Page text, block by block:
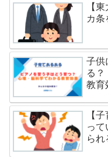
【
カ条
子供
る
教育
【
っ
られ